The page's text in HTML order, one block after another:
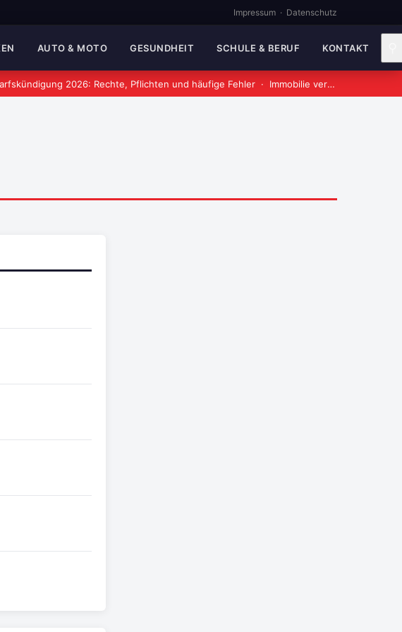
Impressum · Datenschutz
AUTO & MOTO GESUNDHEIT SCHULE & BERUF KONTAKT
2026: Rechte, Pflichten und häufige Fehler · Immobilie verkaufen: Ablauf, Kosten und wichtige Tipps 2026